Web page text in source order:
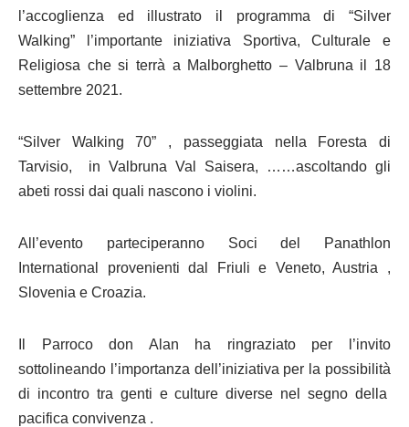
l’accoglienza ed illustrato il programma di “Silver
Walking” l’importante iniziativa Sportiva, Culturale e
Religiosa che si terrà a Malborghetto – Valbruna il 18
settembre 2021.
“Silver Walking 70” , passeggiata nella Foresta di
Tarvisio, in Valbruna Val Saisera, ……ascoltando gli
abeti rossi dai quali nascono i violini.
All’evento parteciperanno Soci del Panathlon
International provenienti dal Friuli e Veneto, Austria ,
Slovenia e Croazia.
Il Parroco don Alan ha ringraziato per l’invito
sottolineando l’importanza dell’iniziativa per la possibilità
di incontro tra genti e culture diverse nel segno della
pacifica convivenza .